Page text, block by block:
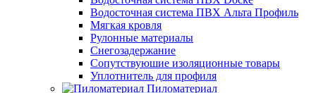
Водосточная система ПВХ Альта Профиль
Мягкая кровля
Рулонные материалы
Снегозадержание
Сопутствуюшие изоляционные товары
Уплотнитель для профиля
Пиломатериал